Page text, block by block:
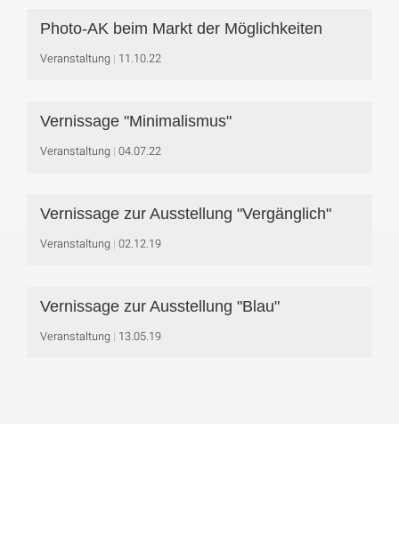
Photo-AK beim Markt der Möglichkeiten
Veranstaltung 11.10.22
Vernissage "Minimalismus"
Veranstaltung 04.07.22
Vernissage zur Ausstellung "Vergänglich"
Veranstaltung 02.12.19
Vernissage zur Ausstellung "Blau"
Veranstaltung 13.05.19